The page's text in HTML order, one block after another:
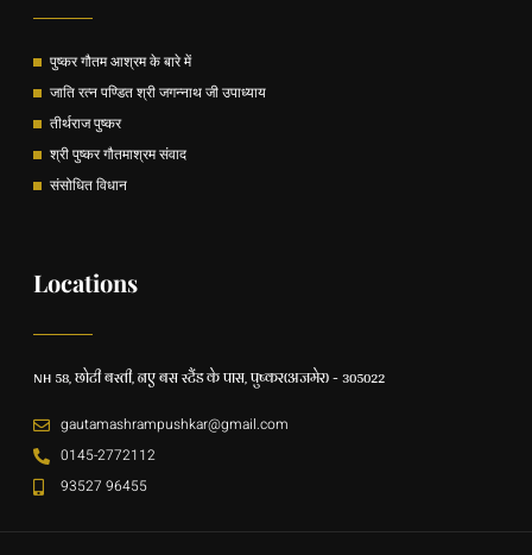
पुष्कर गौतम आश्रम के बारे में
जाति रत्न पण्डित श्री जगन्नाथ जी उपाध्याय
तीर्थराज पुष्कर
श्री पुष्कर गौतमाश्रम संवाद
संसोधित विधान
Locations
NH 58, छोटी बस्ती, नए बस स्टैंड के पास, पुष्कर(अजमेर) - 305022
gautamashrampushkar@gmail.com
0145-2772112
93527 96455